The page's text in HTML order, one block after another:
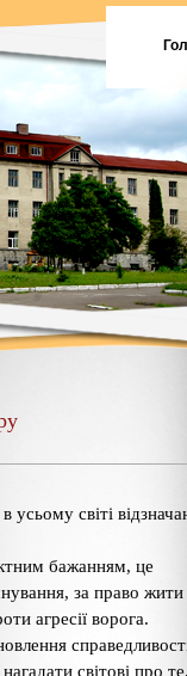
усьому світі
бажанням, це
за право
агресії ворога.
світові про